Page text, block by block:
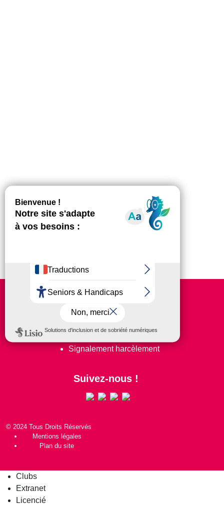
Espace presse
Signalement harcèlement
Suivez-nous !
© 2024 Tous Droits Réservés
Mentions légales
Plan du site
Clubs
Extranet
Licencié